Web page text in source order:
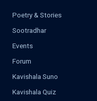
Poetry & Stories
Sootradhar
Events
Forum
Kavishala Suno
Kavishala Quiz